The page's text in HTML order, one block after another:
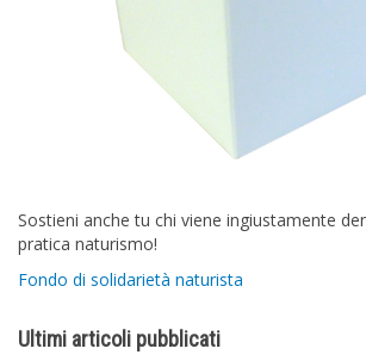
Sostieni anche tu chi viene ingiustamente
pratica naturismo!
Fondo di solidarietà naturista
Ultimi articoli pubblicati